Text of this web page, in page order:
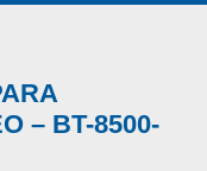
– BT-8500-